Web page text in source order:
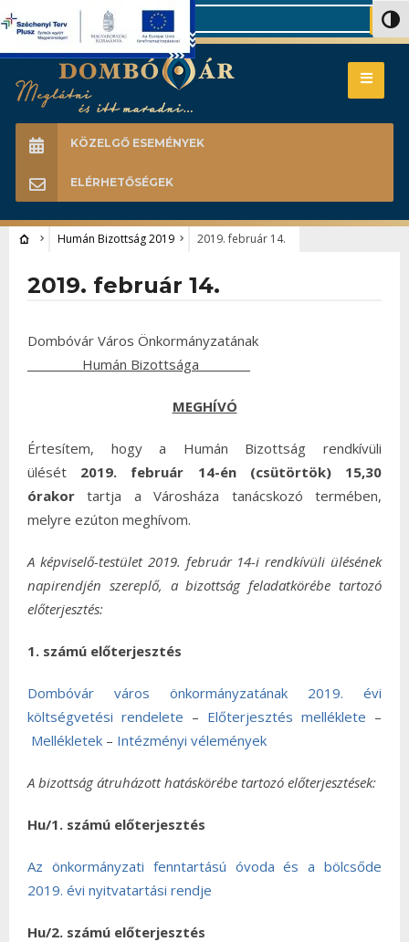
Search
KÖZELGŐ ESEMÉNYEK
ELÉRHETŐSÉGEK
Humán Bizottság 2019 2019. február 14.
2019. február 14.
Dombóvár Város Önkormányzatának
Humán Bizottsága
MEGHÍVÓ
Értesítem, hogy a Humán Bizottság rendkívüli
ülését 2019. február 14-én (csütörtök) 15,30
órakor tartja a Városháza tanácskozó termében,
melyre ezúton meghívom.
A képviselő-testület 2019. február 14-i rendkívüli ülésének
napirendjén szereplő, a bizottság feladatkörébe tartozó
előterjesztés:
1. számú előterjesztés
Dombóvár város önkormányzatának 2019. évi
költségvetési rendelete – Előterjesztés melléklete –
Mellékletek – Intézményi vélemények
A bizottság átruházott hatáskörébe tartozó előterjesztések:
Hu/1. számú előterjesztés
Az önkormányzati fenntartású óvoda és a bölcsőde
2019. évi nyitvatartási rendje
Hu/2. számú előterjesztés